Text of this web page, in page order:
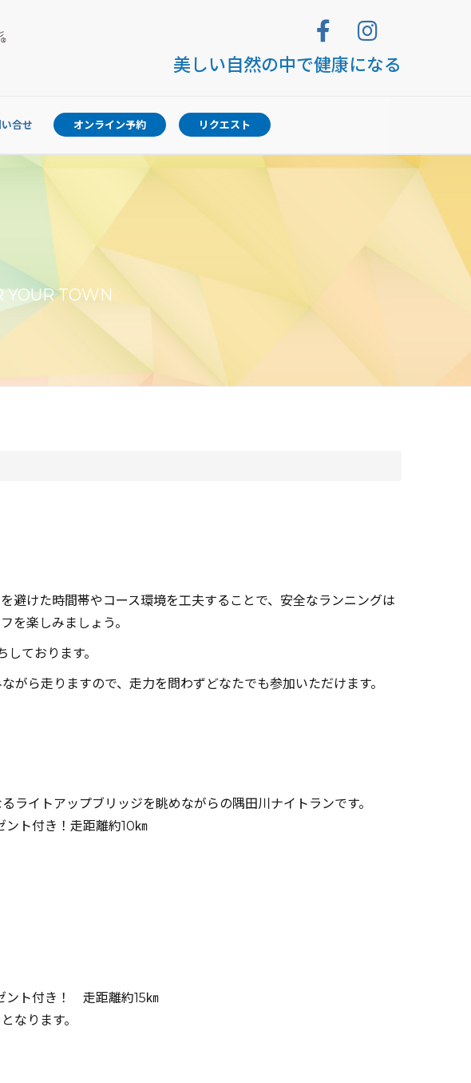
美しい自然の中で健康になる
合せ オンライン予約 リクエスト
YOUR TOWN
避けた時間帯やコース環境を工夫することで、安全なランニングは
を楽しみましょう。
ております。
ら走りますので、走力を問わずどなたでも参加いただけます。
イトアップブリッジを眺めながらの隅田川ナイトランです。
ト付き！走距離約10㎞
ント付き！ 走距離約15㎞
なります。